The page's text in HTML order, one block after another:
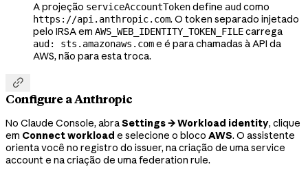
A projeção serviceAccountTokendefine aud como
https://api.anthropic.com. O token separado injetado
pelo IRSA em AWS_WEB_IDENTITY_TOKEN_FILEcarrega
aud: sts.amazonaws.come é para chamadas à API da
AWS, não para esta troca.

Configure a Anthropic
No Claude Console, abraSettings → Workload identity, clique
em Connect workload e selecione o bloco AWS. O assistente
orienta você no registro do issuer, na criação de uma service
account e na criação de uma federation rule.